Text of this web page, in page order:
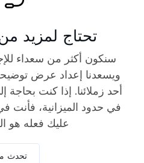
تحتاج لمزيد
سنكون أكثر من سعداء
ويسعدنا إعداد عرض
أحد زملائنا. إذا كنت
في حدود الميزانية، فأنت
عليك فعله هو
تحدث